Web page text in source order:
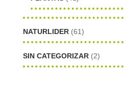
NATURLIDER (61)
SIN CATEGORIZAR (2)